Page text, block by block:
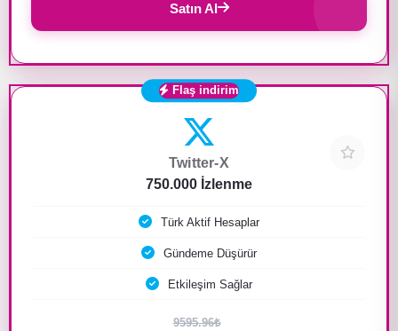
Satın Al
Flaş indirim
Twitter-X
750.000 İzlenme
Türk Aktif Hesaplar
Gündeme Düşürür
Etkileşim Sağlar
9595.96₺